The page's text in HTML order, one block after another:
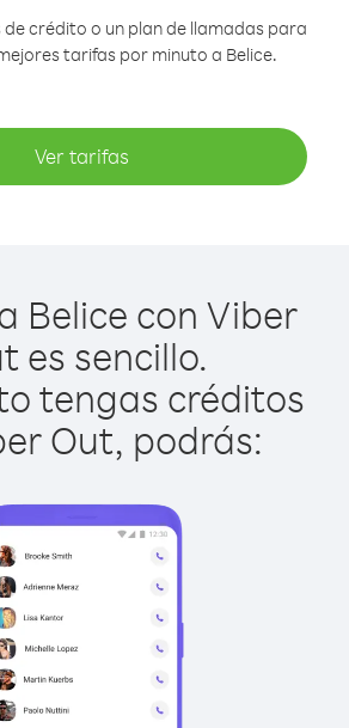
crédito o un plan de llamadas para
tarifas por minuto a Belice.
Ver tarifas
Belice con Viber
es sencillo.
tengas créditos
Out, podrás: